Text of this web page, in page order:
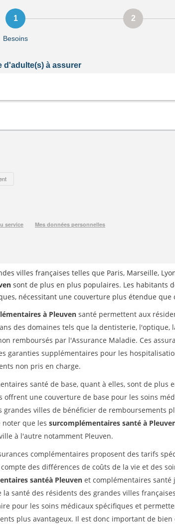
villes françaises telles que Paris, Marseille,
sont de plus en plus populaires. Les habitants
nécessitant une couverture plus étendue
à Pleuven santé permettent aux
des domaines tels que la dentisterie, l'optique,
remboursés par l'Assurance Maladie. Ces
garanties supplémentaires pour les
non pris en charge.
santé de base, quant à elles, sont de plus
offrent une couverture de base pour les soins
grandes villes de bénéficier de remboursements
que les surcomplémentaires santé à
à l'autre notamment Pleuven.
complémentaires proposent des tarifs
des différences de coûts de la vie et des
santéà Pleuven et complémentaires
la santé des résidents des grandes villes
pour les soins médicaux spécifiques et
plus avantageux. Il est donc important de